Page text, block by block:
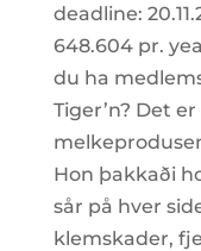
deadline:
648.604 pr.
du ha
Tiger’n? Det
Hon þakkaði
sår på hver
klemskader,